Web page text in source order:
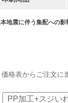
本地震に伴う集配への
格表からご注文に